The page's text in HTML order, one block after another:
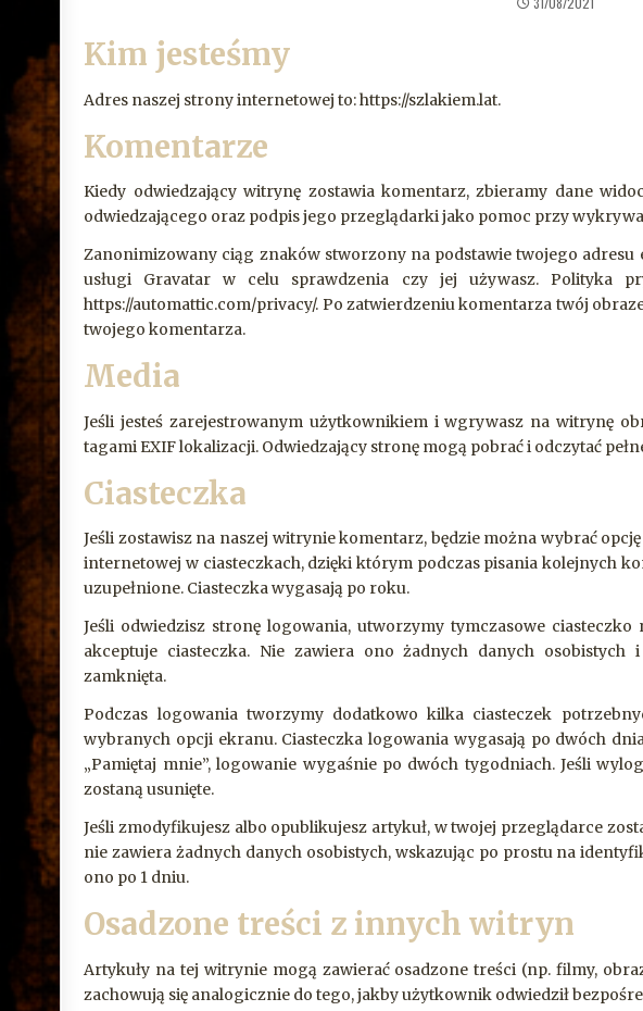
Kim jesteśmy
Adres naszej strony internetowej to: https://szlakiem.lat.
Komentarze
Kiedy odwiedzający witrynę zostawia komentarz, zbieramy dane
odwiedzającego oraz podpis jego przeglądarki jako pomoc przy
Zanonimizowany ciąg znaków stworzony na podstawie twojego adresu
usługi Gravatar w celu sprawdzenia czy jej używasz. Polityka
https://automattic.com/privacy/. Po zatwierdzeniu komentarza twój
twojego komentarza.
Media
Jeśli jesteś zarejestrowanym użytkownikiem i wgrywasz na witrynę
tagami EXIF lokalizacji. Odwiedzający stronę mogą pobrać i odczytać
Ciasteczka
Jeśli zostawisz na naszej witrynie komentarz, będzie można wybrać
internetowej w ciasteczkach, dzięki którym podczas pisania kolejnych
uzupełnione. Ciasteczka wygasają po roku.
Jeśli odwiedzisz stronę logowania, utworzymy tymczasowe
akceptuje ciasteczka. Nie zawiera ono żadnych danych osobistych
zamknięta.
Podczas logowania tworzymy dodatkowo kilka ciasteczek
wybranych opcji ekranu. Ciasteczka logowania wygasają po dwóch
„Pamiętaj mnie”, logowanie wygaśnie po dwóch tygodniach. Jeśli
zostaną usunięte.
Jeśli zmodyfikujesz albo opublikujesz artykuł, w twojej przeglądarce
nie zawiera żadnych danych osobistych, wskazując po prostu na
ono po 1 dniu.
Osadzone treści z innych witryn
Artykuły na tej witrynie mogą zawierać osadzone treści (np. filmy,
zachowują się analogicznie do tego, jakby użytkownik odwiedził